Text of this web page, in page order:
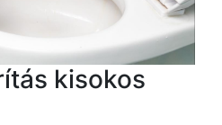
kisokos